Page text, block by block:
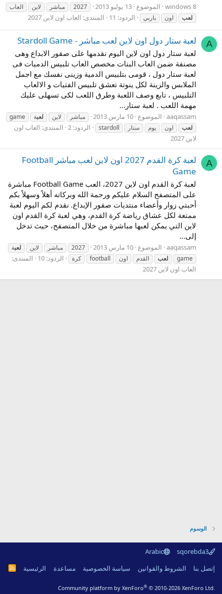
الموضوع 13 يوليو 2013 2027 مباشر لاين
العاب
لعب
اون باربي الردود: 11 المنتدى: العاب اون لاين 2027
A لعبة ستار دول اون لاين لعب مباشر - Stardoll Game
لعبة ستار دول اون لاين اليوم نقدمها على صقور الابداع وهى
مصنفة ضمن العاب البنات مخصص العاب تلبيس الدميات فى
لعبة ستار دول ، قومى بتلبيس الدمية وزينى نفسك مع اجمل
الملابس والزينة لكل ينوتة تعشق تلبيس الفتيات و الالعاب
التلبيس ، تابع وصف اللعبة وطرق اللعب لكى تسهلى عليك
مهمة اللعب . لعبة ستار...
aaqassam الموضوع 10 مارس 2013 مباشر لاين لعبة
game
لعب
اون يوم ستار stardoll الردود: 2 المنتدى: العاب اون
لاين 2027
A
لعبة كرة القدم 2027 اون لاين لعب مباشر Football
Game
لعبة كرة القدم اون لاين 2027، العب Football Game مباشرة
على المتصفح السلام عليكم ورحمة الله وبركاته أهلاً وسهلاً بكم
أحبتي زوار وأعضاء منتديات صقور الإبداع. نقدم لكم اليوم لعبة
ممتعة لكل عشاق رياضة كرة القدم، وهي لعبة كرة القدم اون
لاين التي يمكن لعبها مباشرة من خلال المتصفح، حيث تدخل
إلى...
aaqassam الموضوع 10 مارس 2013 2027 مباشر لاين لعبة
game
لعب القدم اون football كرة الردود: 10
المنتدى:
العاب اون لاين 2027
الوسوم
sqorebda3
Arabic
إتصل بنا
الشروط والقوانين سياسة الخصوصية مساعدة الرئيسية
R
S
Community platform by XenForo® © 2010-2026 XenForo Ltd.